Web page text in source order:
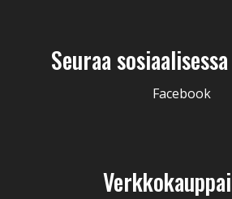
Seuraa
Facebook